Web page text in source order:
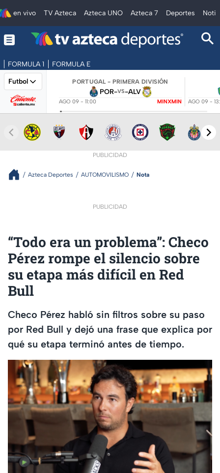
en vivo TV Azteca Azteca UNO Azteca 7 Deportes
FORMULA 1 FORMULA E
Futbol PORTUGAL - PRIMERA DIVISIÓN
POR-VS-ALV
AGO 09 - 11:00 MINXMIN AGO 09 -
PUBLICIDAD
Azteca Deportes AUTOMOVILISMO Nota
PUBLICIDAD
“Todo era un problema”: Checo
Pérez rompe el silencio sobre
su etapa más difícil en Red
Bull
Checo Pérez habló sin filtros sobre su paso
por Red Bull y dejó una frase que explica por
qué su etapa terminó antes de tiempo.